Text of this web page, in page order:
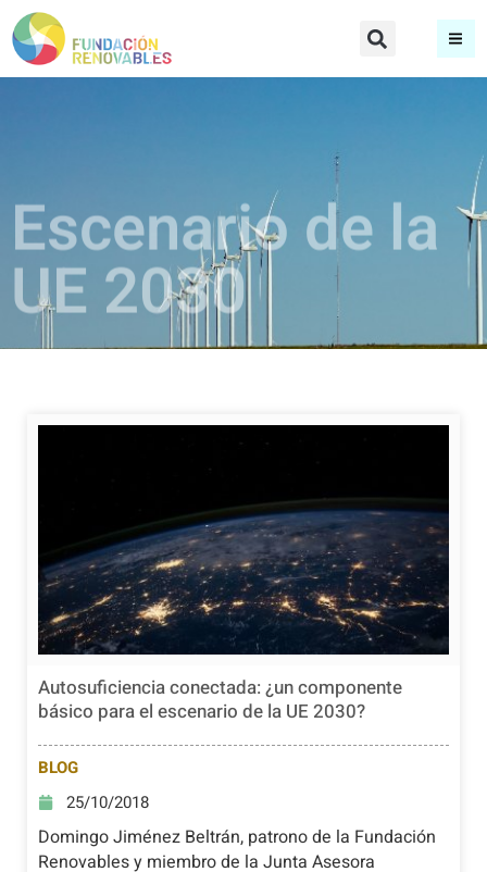
Escenario de la
UE 2030
Autosuficiencia conectada: ¿un componente
básico para el escenario de la UE 2030?
BLOG
25/10/2018
Domingo Jiménez Beltrán, patrono de la Fundación
Renovables y miembro de la Junta Asesora